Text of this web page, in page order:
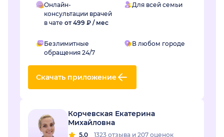
Онлайн-
консультации врачей
в чате от 499 ₽ / мес
Для всей семьи
Безлимитные
обращения 24/7
В любом городе
Скачать приложение
Корчевская Екатерина
Михайловна
5.0 1323 отзыва и 207 оценок